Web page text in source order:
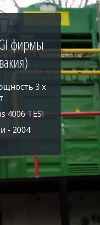
фирмы
3 х
4006 TESI
- 2004